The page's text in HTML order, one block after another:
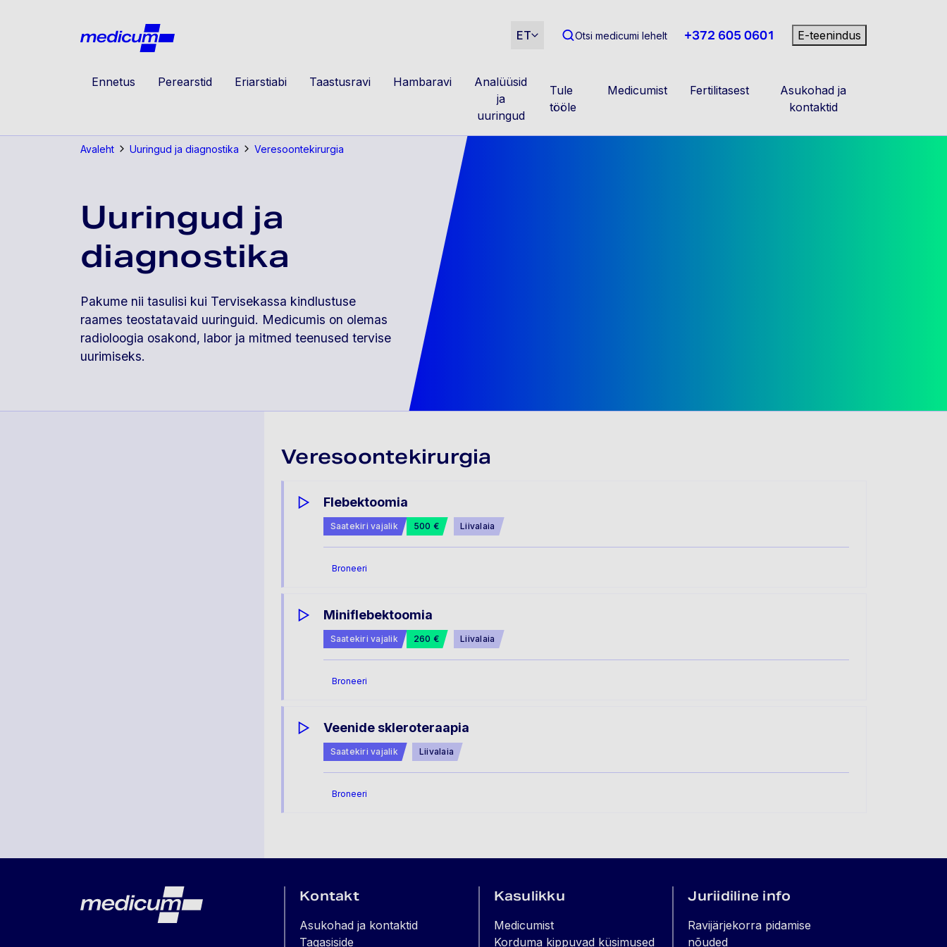
Medicum ET Otsi medicumi lehelt +372 605 0601 E-teenindus
Ennetus Perearstid Eriarstiabi Taastusravi Hambaravi
Analüüsid
ja
uuringud
Tule
tööle
Medicumist Fertilitasest
Asukohad ja
kontaktid
Avaleht Uuringud ja diagnostika Veresoontekirurgia
Uuringud ja
diagnostika
Pakume nii tasulisi kui Tervisekassa kindlustuse
raames teostatavaid uuringuid. Medicumis on olemas
radioloogia osakond, labor ja mitmed teenused tervise
uurimiseks.
Veresoontekirurgia
Flebektoomia
Saatekiri vajalik 500 € Liivalaia
Broneeri
Miniflebektoomia
Saatekiri vajalik 260 € Liivalaia
Broneeri
Veenide skleroteraapia
Saatekiri vajalik Liivalaia
Broneeri
Lehe jalus Kontakt
Asukohad ja kontaktid
Tagasiside
Kasulikku
Medicumist
Korduma kippuvad küsimused
Juriidiline info
Ravijärjekorra pidamise
nõuded